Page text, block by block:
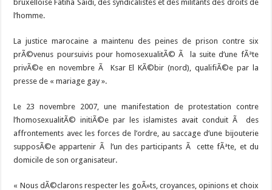
bruxelloise Fatiha Saidi, des syndicalistes et des militants des droits de
l’homme.
La justice marocaine a maintenu des peines de prison contre six
prÃ©venus poursuivis pour homosexualitÃ© Ã la suite d’une fÃªte
privÃ©e en novembre Ã Ksar El KÃ©bir (nord), qualifiÃ©e par la
presse de « mariage gay ».
Le 23 novembre 2007, une manifestation de protestation contre
l’homosexualitÃ© initiÃ©e par les islamistes avait conduit Ã des
affrontements avec les forces de l’ordre, au saccage d’une bijouterie
supposÃ©e appartenir Ã l’un des participants Ã cette fÃªte, et du
domicile de son organisateur.
« Nous dÃ©clarons respecter les goÃ»ts, croyances, opinions et choix